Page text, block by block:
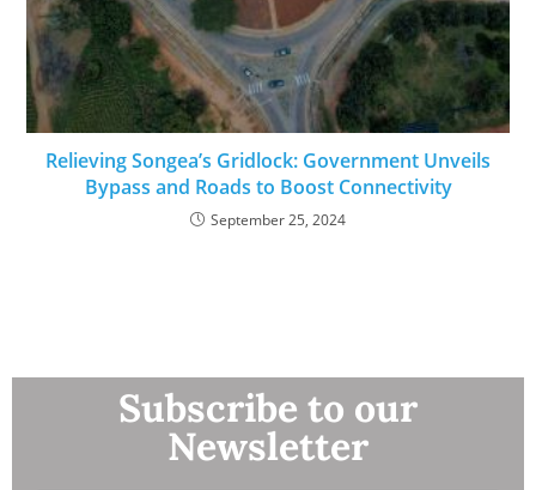
Relieving Songea’s Gridlock: Government Unveils
Bypass and Roads to Boost Connectivity
September 25, 2024
Subscribe to our
Newsletter